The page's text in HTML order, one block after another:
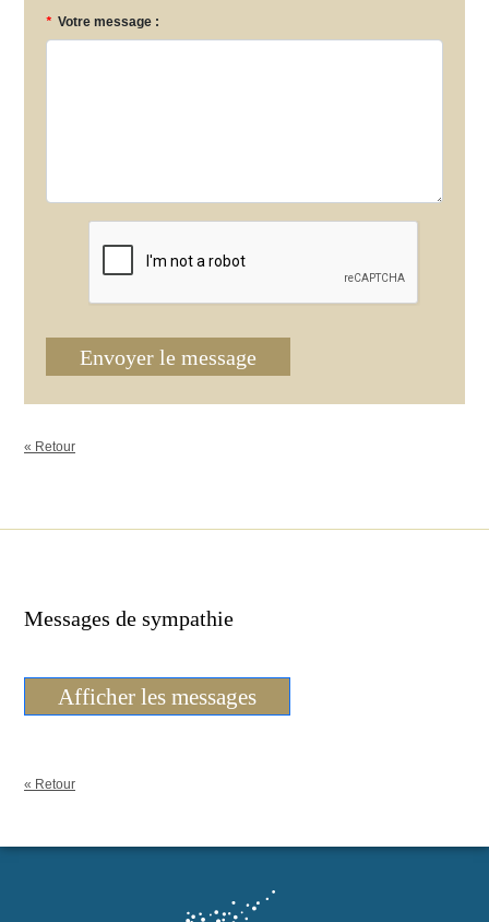
* Votre message :
Envoyer le message
« Retour
Messages de sympathie
Afficher les messages
« Retour